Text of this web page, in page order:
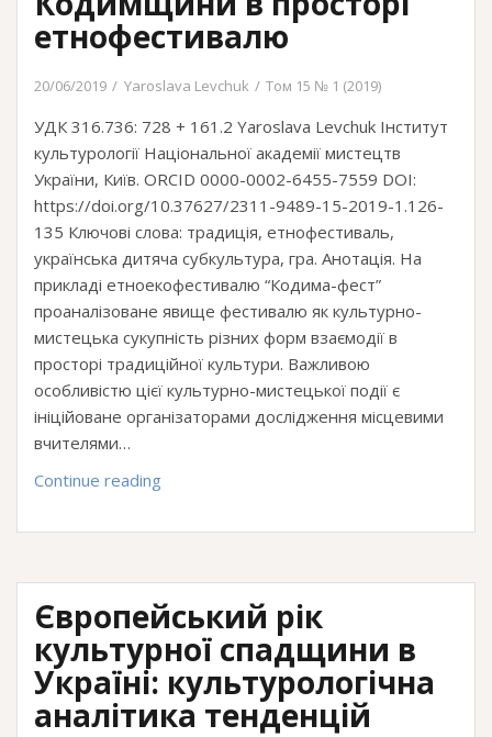
етнофестивалю
20/06/2019 Yaroslava Levchuk Том 15 № 1 (2019)
УДК 316.736: 728 + 161.2 Yaroslava Levchuk Інститут
культурології Національної академії мистецтв
України, Київ. ORCID 0000-0002-6455-7559 DOI:
https://doi.org/10.37627/2311-9489-15-2019-1.126-
135 Ключові слова: традиція, етнофестиваль,
українська дитяча субкультура, гра. Анотація. На
прикладі етноекофестивалю “Кодима-фест”
проаналізоване явище фестивалю як культурно-
мистецька сукупність різних форм взаємодії в
просторі традиційної культури. Важливою
особливістю цієї культурно-мистецької події є
ініційоване організаторами дослідження місцевими
вчителями…
Continue reading
дитяча
Кодимщини
в
просторі
етнофестивалю
Європейський рік
культурної спадщини в
Україні: культурологічна
аналітика тенденцій